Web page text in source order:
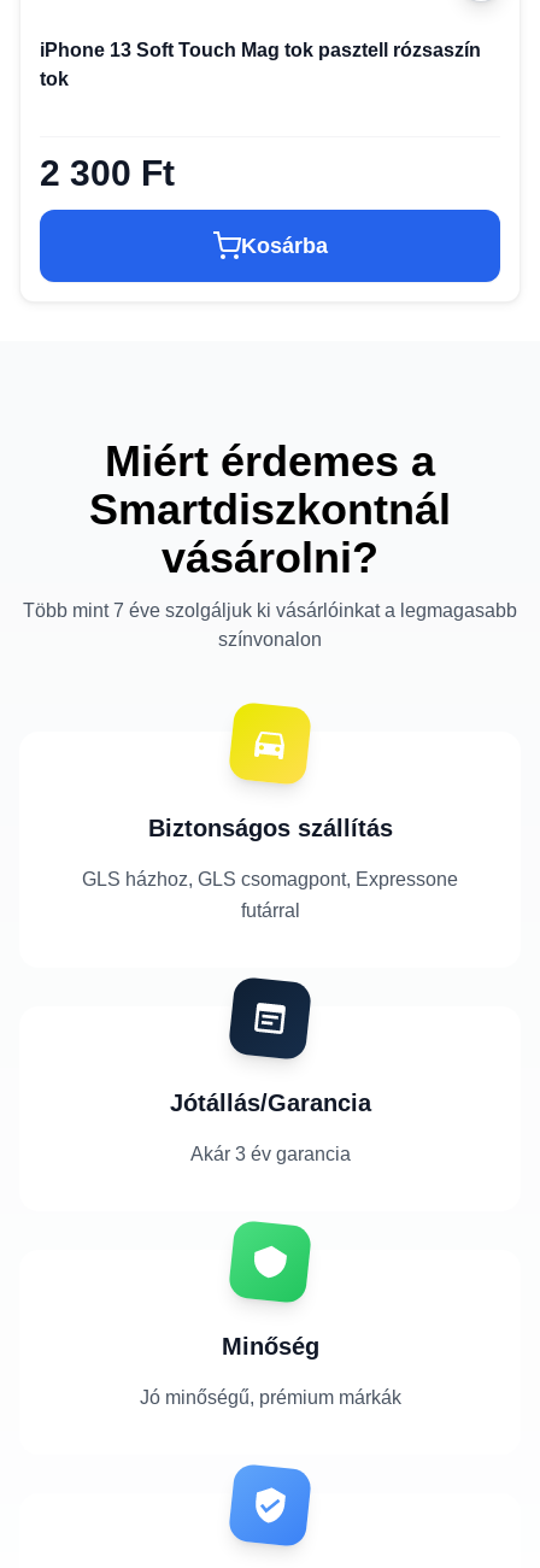
iPhone 13 Soft Touch Mag tok pasztell rózsaszín
tok
2 300 Ft
Kosárba
Miért érdemes a
Smartdiszkontnál
vásárolni?
Több mint 7 éve szolgáljuk ki vásárlóinkat a legmagasabb
színvonalon
Biztonságos szállítás
GLS házhoz, GLS csomagpont, Expressone
futárral
Jótállás/Garancia
Akár 3 év garancia
Minőség
Jó minőségű, prémium márkák